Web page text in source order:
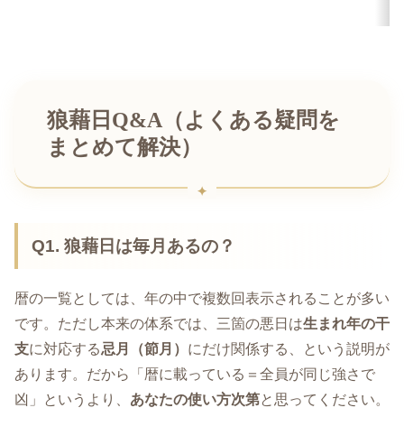
狼藉日Q&A（よくある疑問を
まとめて解決）
Q1. 狼藉日は毎月あるの？
暦の一覧としては、年の中で複数回表示されることが多い
です。ただし本来の体系では、三箇の悪日は生まれ年の干
支に対応する忌月（節月） にだけ関係する、という説明が
あります。だから「暦に載っている＝全員が同じ強さで
凶」というより、 あなたの使い方次第と思ってください。